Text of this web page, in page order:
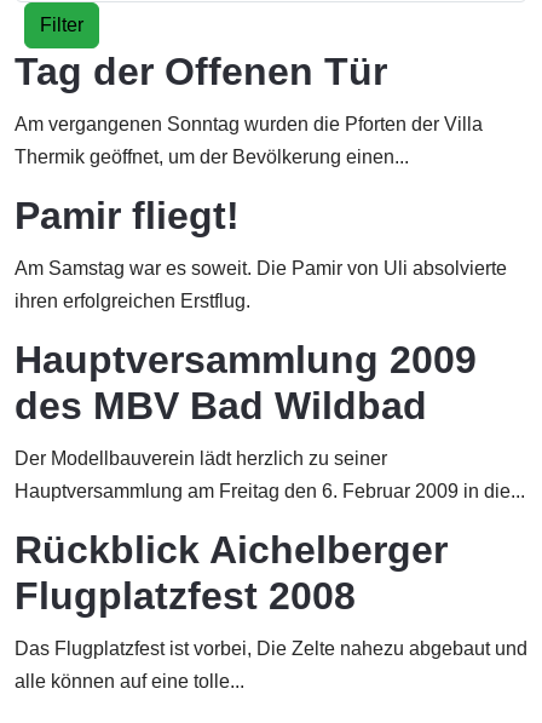
Filter
Tag der Offenen Tür
Am vergangenen Sonntag wurden die Pforten der Villa
Thermik geöffnet, um der Bevölkerung einen...
Pamir fliegt!
Am Samstag war es soweit. Die Pamir von Uli absolvierte
ihren erfolgreichen Erstflug.
Hauptversammlung 2009
des MBV Bad Wildbad
Der Modellbauverein lädt herzlich zu seiner
Hauptversammlung am Freitag den 6. Februar 2009 in die...
Rückblick Aichelberger
Flugplatzfest 2008
Das Flugplatzfest ist vorbei, Die Zelte nahezu abgebaut und
alle können auf eine tolle...